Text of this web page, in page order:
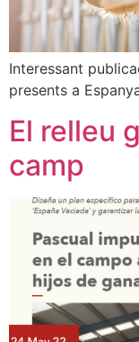
Interessant
presents a
El relleu
camp